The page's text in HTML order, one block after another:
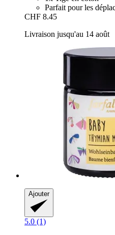
Parfait pour les
CHF 8.45
Livraison jusqu'au 14 août
Ajouter
5.0 (1)